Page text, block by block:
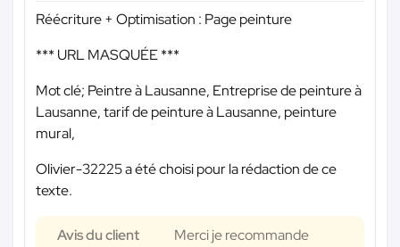
Réécriture + Optimisation : Page peinture
*** URL MASQUÉE ***
Mot clé; Peintre à Lausanne, Entreprise de peinture à
Lausanne, tarif de peinture à Lausanne, peinture
mural,
Olivier-32225 a été choisi pour la rédaction de ce
texte.
Avis du client Merci je recommande